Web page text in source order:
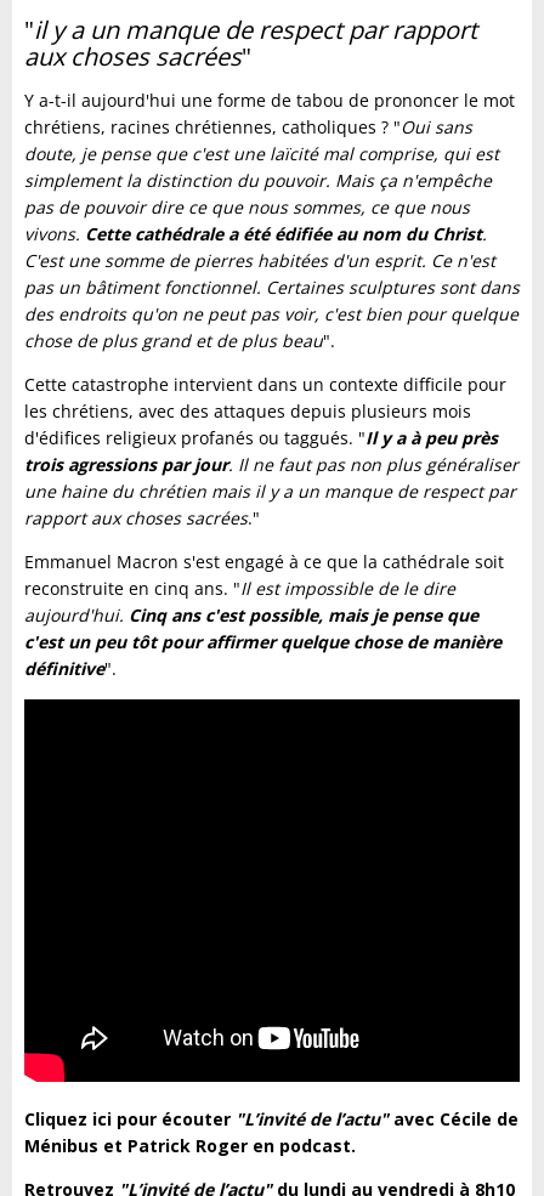
"il y a un manque de respect par rapport
aux choses sacrées"
Y a-t-il aujourd'hui une forme de tabou de prononcer le mot
chrétiens, racines chrétiennes, catholiques ? "Oui sans
doute, je pense que c'est une laïcité mal comprise, qui est
simplement la distinction du pouvoir. Mais ça n'empêche
pas de pouvoir dire ce que nous sommes, ce que nous
vivons. Cette cathédrale a été édifiée au nom du Christ.
C'est une somme de pierres habitées d'un esprit. Ce n'est
pas un bâtiment fonctionnel. Certaines sculptures sont dans
des endroits qu'on ne peut pas voir, c'est bien pour quelque
chose de plus grand et de plus beau".
Cette catastrophe intervient dans un contexte difficile pour
les chrétiens, avec des attaques depuis plusieurs mois
d'édifices religieux profanés ou taggués. "Il y a à peu près
trois agressions par jour. Il ne faut pas non plus généraliser
une haine du chrétien mais il y a un manque de respect par
rapport aux choses sacrées."
Emmanuel Macron s'est engagé à ce que la cathédrale soit
reconstruite en cinq ans. "Il est impossible de le dire
aujourd'hui. Cinq ans c'est possible, mais je pense que
c'est un peu tôt pour affirmer quelque chose de manière
définitive".
Cliquez ici pour écouter "L’invité de l’actu" avec Cécile de
Ménibus et Patrick Roger en podcast.
Retrouvez "L’invité de l’actu"du lundi au vendredi à 8h10